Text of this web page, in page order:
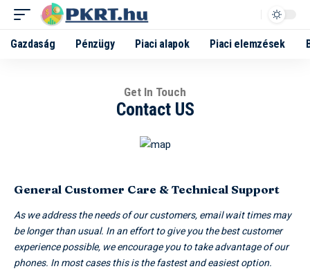
Gazdaság Pénzügy Piaci alapok Piaci elemzések
Get In Touch
Contact US
General Customer Care & Technical Support
As we address the needs of our customers, email wait times may
be longer than usual. In an effort to give you the best customer
experience possible, we encourage you to take advantage of our
phones. In most cases this is the fastest and easiest option.